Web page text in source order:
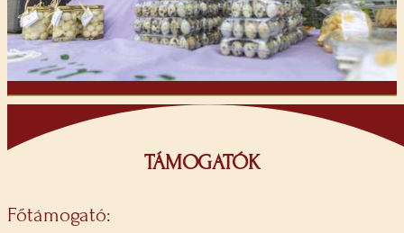
TÁMOGATÓK
Főtámogató: